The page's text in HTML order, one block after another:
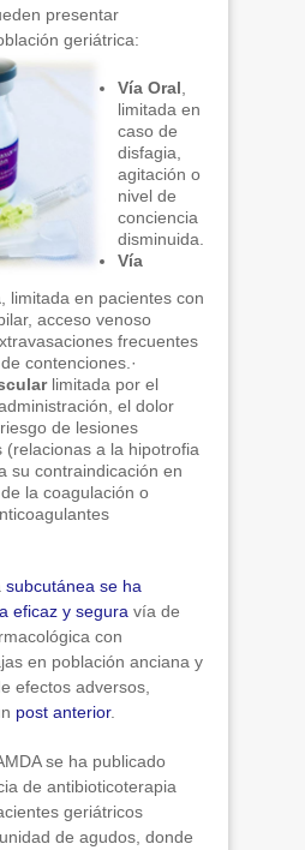
presentar
geriátrica:
Vía Oral
limitada en
caso de
disfagia,
agitación o
nivel de
conciencia
disminuida.
Vía
, limitada en pacientes con
acceso venoso
frecuentes
contenciones.·
limitada por el
el dolor
de lesiones
(relacionas a la hipotrofia
su contraindicación en
la coagulación o
subcutánea se ha
eficaz y segura vía de
con
en población anciana y
efectos adversos,
post anterior.
se ha publicado
de antibioticoterapia
geriátricos
de agudos, donde